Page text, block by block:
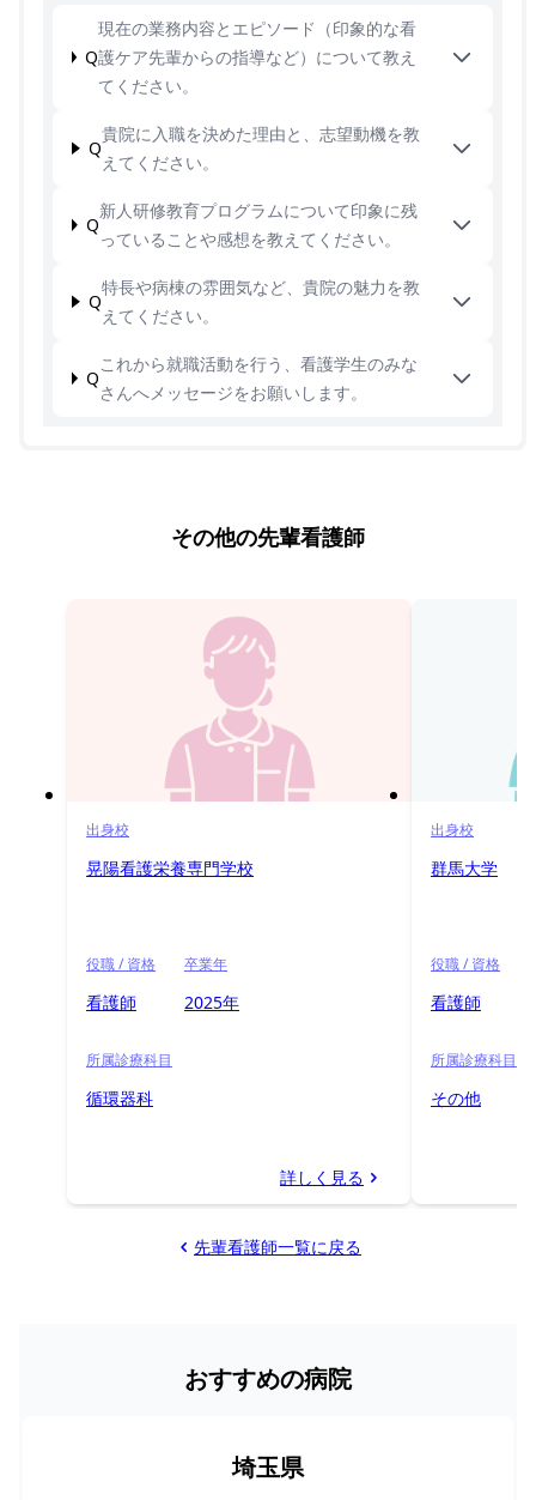
Q
現在の業務内容とエピソード（印象的な看
護ケア先輩からの指導など）について教え
てください。
Q
貴院に入職を決めた理由と、志望動機を教
えてください。
Q
新人研修教育プログラムについて印象に残
っていることや感想を教えてください。
Q
特長や病棟の雰囲気など、貴院の魅力を教
えてください。
Q
これから就職活動を行う、看護学生のみな
さんへメッセージをお願いします。
その他の先輩看護師
出身校
晃陽看護栄養専門学校
役職 / 資格
看護師
卒業年
2025年
所属診療科目
循環器科
詳しく見る
出身校
群馬大学
役職 / 資格
看護師
所属診療科目
その他
先輩看護師一覧に戻る
おすすめの病院
埼玉県